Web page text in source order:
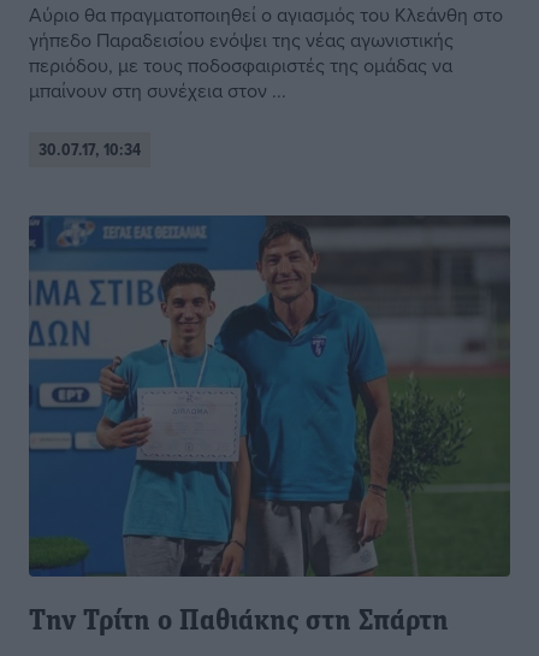
Αύριο θα πραγματοποιηθεί ο αγιασμός του Κλεάνθη στο
γήπεδο Παραδεισίου ενόψει της νέας αγωνιστικής
περιόδου, με τους ποδοσφαιριστές της ομάδας να
μπαίνουν στη συνέχεια στον ...
30.07.17, 10:34
Την Τρίτη ο Παθιάκης στη Σπάρτη